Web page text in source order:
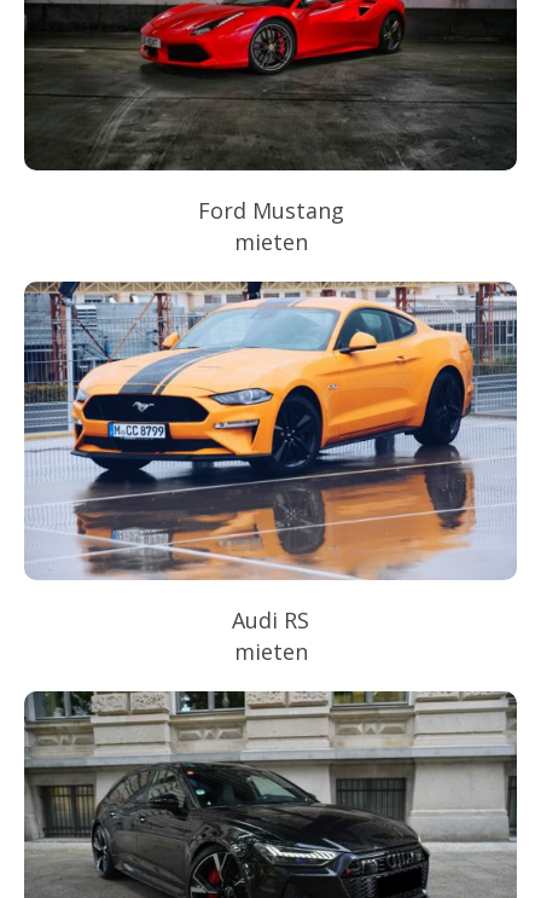
Ford Mustang
mieten
Audi RS
mieten